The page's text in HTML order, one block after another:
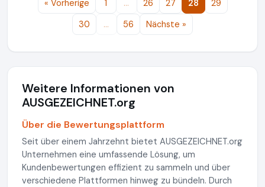
« Vorherige 1 … 26 27 28
29
30
… 56 Nächste »
Weitere Informationen von
AUSGEZEICHNET.org
Über die Bewertungsplattform
Seit über einem Jahrzehnt bietet AUSGEZEICHNET.org
Unternehmen eine umfassende Lösung, um
Kundenbewertungen effizient zu sammeln und über
verschiedene Plattformen hinweg zu bündeln. Durch